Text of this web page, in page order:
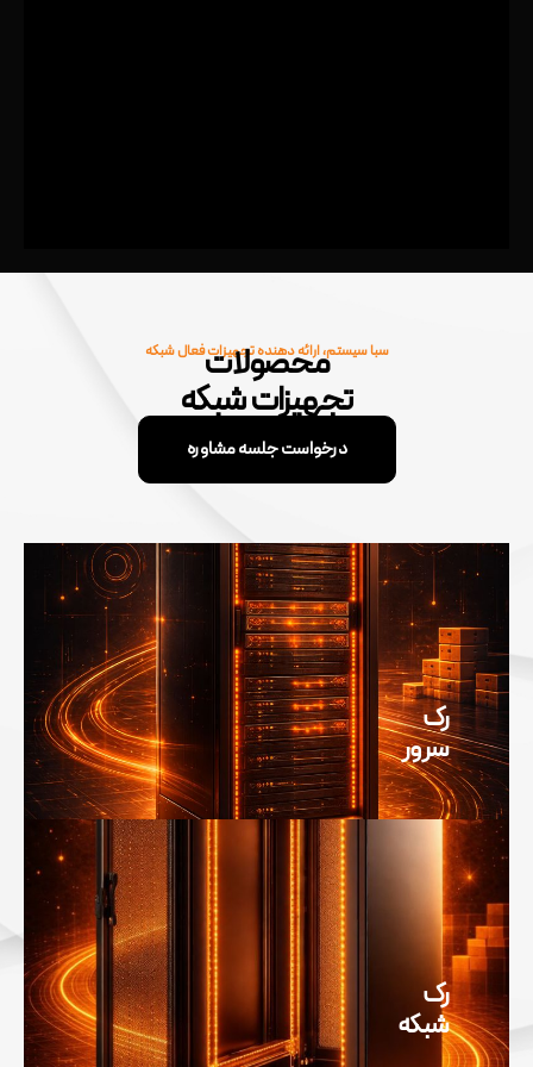
سبا سیستم، ارائه دهنده تجهیزات فعال شبکه
محصولات
تجهیزات شبکه
درخواست جلسه مشاوره
رک
سرور
رک
شبکه